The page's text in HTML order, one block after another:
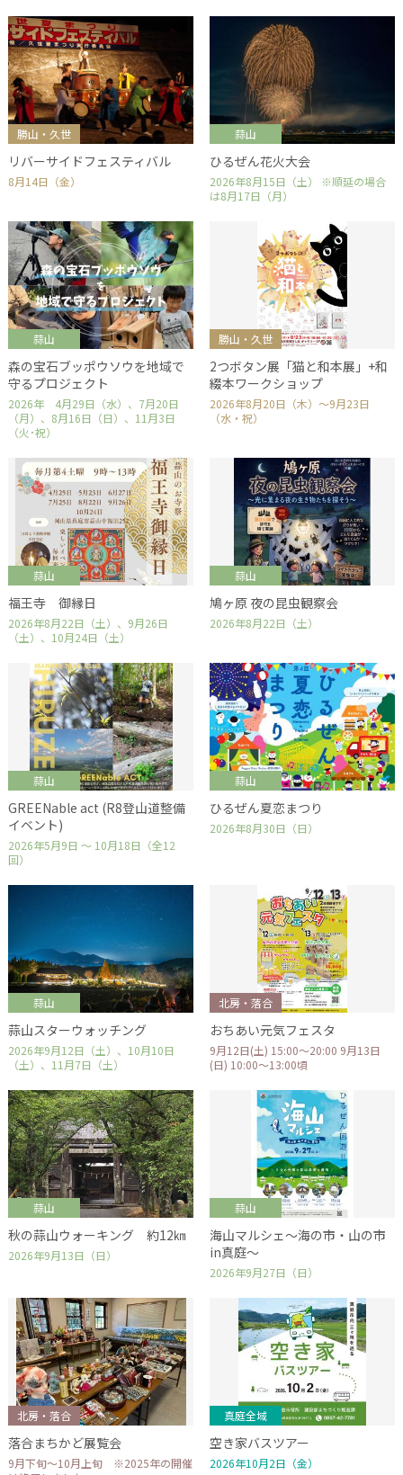
勝山・久世
リバーサイドフェスティバル
8月14日（金）
蒜山
ひるぜん花火大会
2026年8月15日（土） ※順延の場合
は8月17日（月）
蒜山
森の宝石ブッポウソウを地域で
守るプロジェクト
2026年 4月29日（水）、7月20日
（月）、8月16日（日）、11月3日
（火･祝）
勝山・久世
2つボタン展「猫と和本展」+和
綴本ワークショップ
2026年8月20日（木）～9月23日
（水・祝）
蒜山
福王寺 御縁日
2026年8月22日（土）、9月26日
（土）、10月24日（土）
蒜山
鳩ヶ原 夜の昆虫観察会
2026年8月22日（土）
蒜山
GREENable act (R8登山道整備
イベント)
2026年5月9日 ～ 10月18日（全12
回）
蒜山
ひるぜん夏恋まつり
2026年8月30日（日）
蒜山
蒜山スターウォッチング
2026年9月12日（土）、10月10日
（土）、11月7日（土）
北房・落合
おちあい元気フェスタ
9月12日(土) 15:00～20:00 9月13日
(日) 10:00～13:00頃
蒜山
秋の蒜山ウォーキング 約12㎞
2026年9月13日（日）
蒜山
海山マルシェ～海の市・山の市
in真庭～
2026年9月27日（日）
北房・落合
落合まちかど展覧会
9月下旬～10月上旬 ※2025年の開催
真庭全域
空き家バスツアー
2026年10月2日（金）